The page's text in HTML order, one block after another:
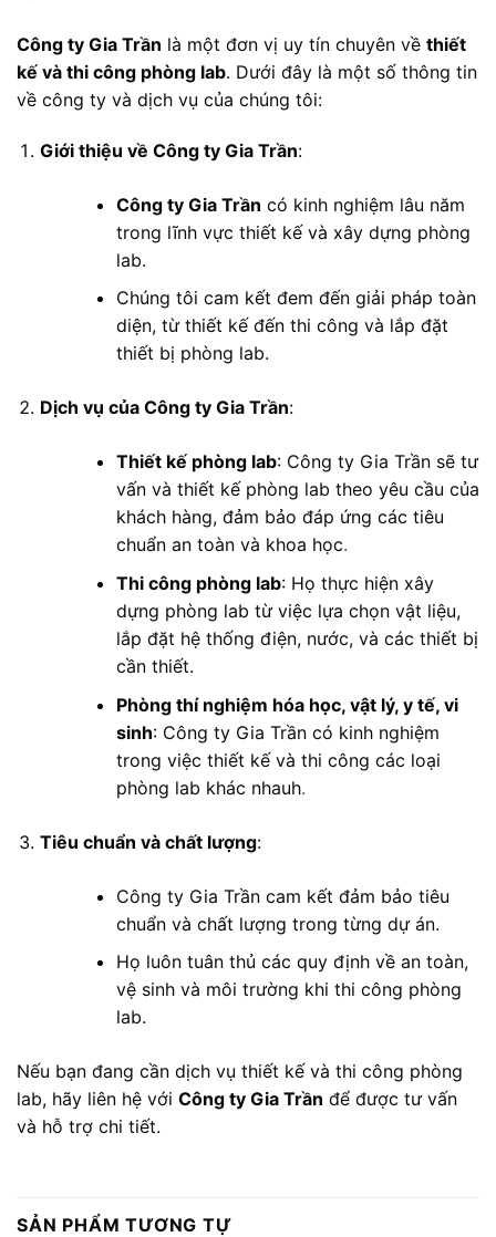
Công ty Gia Trần là một đơn vị uy tín chuyên về thiết
kế và thi công phòng lab. Dưới đây là một số thông tin
về công ty và dịch vụ của chúng tôi:
Giới thiệu về Công ty Gia Trần:
Công ty Gia Trần có kinh nghiệm lâu năm
trong lĩnh vực thiết kế và xây dựng phòng
lab.
Chúng tôi cam kết đem đến giải pháp toàn
diện, từ thiết kế đến thi công và lắp đặt
thiết bị phòng lab.
Dịch vụ của Công ty Gia Trần:
Thiết kế phòng lab: Công ty Gia Trần sẽ tư
vấn và thiết kế phòng lab theo yêu cầu của
khách hàng, đảm bảo đáp ứng các tiêu
chuẩn an toàn và khoa học.
Thi công phòng lab: Họ thực hiện xây
dựng phòng lab từ việc lựa chọn vật liệu,
lắp đặt hệ thống điện, nước, và các thiết bị
cần thiết.
Phòng thí nghiệm hóa học, vật lý, y tế, vi
sinh: Công ty Gia Trần có kinh nghiệm
trong việc thiết kế và thi công các loại
phòng lab khác nhauh.
Tiêu chuẩn và chất lượng:
Công ty Gia Trần cam kết đảm bảo tiêu
chuẩn và chất lượng trong từng dự án.
Họ luôn tuân thủ các quy định về an toàn,
vệ sinh và môi trường khi thi công phòng
lab.
Nếu bạn đang cần dịch vụ thiết kế và thi công phòng
lab, hãy liên hệ với Công ty Gia Trần để được tư vấn
và hỗ trợ chi tiết.
SẢN PHẨM TƯƠNG TỰ